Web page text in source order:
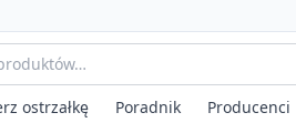
ostrzałkę Poradnik Producenci